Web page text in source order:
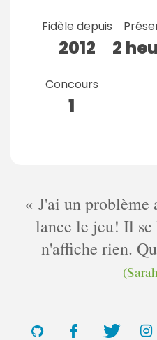
Fidèle depuis
2012 2
Concours
1
J'ai un problème
lance le jeu! Il se
n'affiche rien.